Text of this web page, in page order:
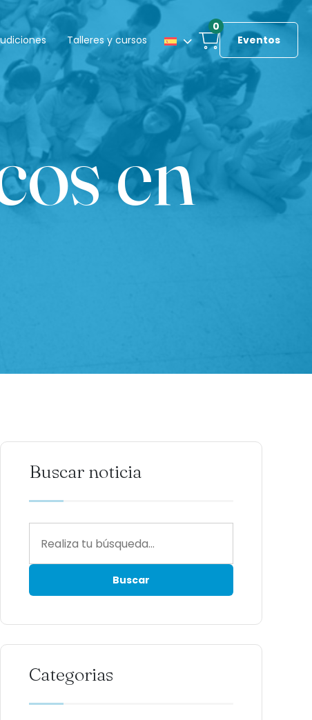
Talleres y cursos
0
Eventos
en
Buscar noticia
Categorias